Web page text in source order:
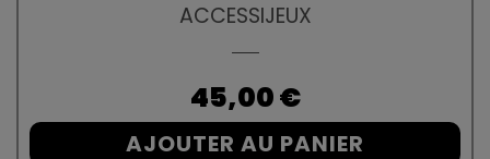
ACCESSIJEUX
Prix
45,00 €
AJOUTER AU PANIER